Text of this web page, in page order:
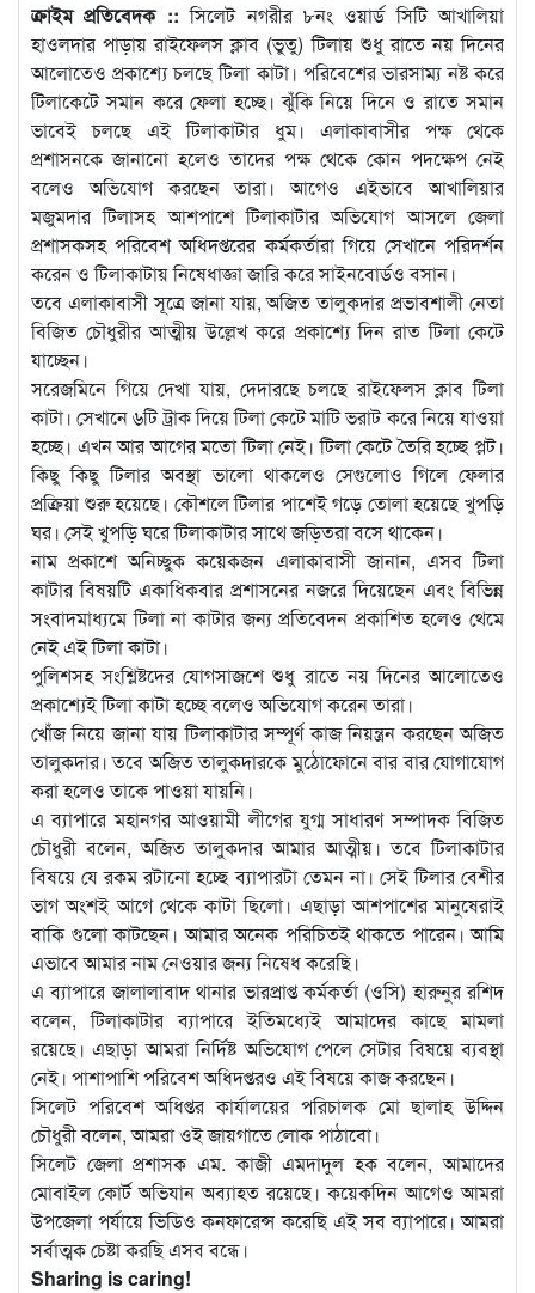
ক্রাইম প্রতিবেদক :: সিলেট নগরীর ৮নং ওয়ার্ড সিটি আখালিয়া
হাওলদার পাড়ায় রাইফেলস ক্লাব (ভুতু) টিলায় শুধু রাতে নয় দিনের
আলোতেও প্রকাশ্যে চলছে টিলা কাটা। পরিবেশের ভারসাম্য নষ্ট করে
টিলাকেটে সমান করে ফেলা হচ্ছে। ঝুঁকি নিয়ে দিনে ও রাতে সমান
ভাবেই চলছে এই টিলাকাটার ধুম। এলাকাবাসীর পক্ষ থেকে
প্রশাসনকে জানানো হলেও তাদের পক্ষ থেকে কোন পদক্ষেপ নেই
বলেও অভিযোগ করছেন তারা। আগেও এইভাবে আখালিয়ার
মজুমদার টিলাসহ আশপাশে টিলাকাটার অভিযোগ আসলে জেলা
প্রশাসকসহ পরিবেশ অধিদপ্তরের কর্মকর্তারা গিয়ে সেখানে পরিদর্শন
করেন ও টিলাকাটায় নিষেধাজ্ঞা জারি করে সাইনবোর্ডও বসান।
তবে এলাকাবাসী সূত্রে জানা যায়, অজিত তালুকদার প্রভাবশালী নেতা
বিজিত চৌধুরীর আত্মীয় উল্লেখ করে প্রকাশ্যে দিন রাত টিলা কেটে
যাচ্ছেন।
সরেজমিনে গিয়ে দেখা যায়, দেদারছে চলছে রাইফেলস ক্লাব টিলা
কাটা। সেখানে ৬টি ট্রাক দিয়ে টিলা কেটে মাটি ভরাট করে নিয়ে যাওয়া
হচ্ছে। এখন আর আগের মতো টিলা নেই। টিলা কেটে তৈরি হচ্ছে প্লট।
কিছু কিছু টিলার অবস্থা ভালো থাকলেও সেগুলোও গিলে ফেলার
প্রক্রিয়া শুরু হয়েছে। কৌশলে টিলার পাশেই গড়ে তোলা হয়েছে খুপড়ি
ঘর। সেই খুপড়ি ঘরে টিলাকাটার সাথে জড়িতরা বসে থাকেন।
নাম প্রকাশে অনিচ্ছুক কয়েকজন এলাকাবাসী জানান, এসব টিলা
কাটার বিষয়টি একাধিকবার প্রশাসনের নজরে দিয়েছেন এবং বিভিন্ন
সংবাদমাধ্যমে টিলা না কাটার জন্য প্রতিবেদন প্রকাশিত হলেও থেমে
নেই এই টিলা কাটা।
পুলিশসহ সংশ্লিষ্টদের যোগসাজশে শুধু রাতে নয় দিনের আলোতেও
প্রকাশ্যেই টিলা কাটা হচ্ছে বলেও অভিযোগ করেন তারা।
খোঁজ নিয়ে জানা যায় টিলাকাটার সম্পূর্ণ কাজ নিয়ন্ত্রন করছেন অজিত
তালুকদার। তবে অজিত তালুকদারকে মুঠোফোনে বার বার যোগাযোগ
করা হলেও তাকে পাওয়া যায়নি।
এ ব্যাপারে মহানগর আওয়ামী লীগের যুগ্ম সাধারণ সম্পাদক বিজিত
চৌধুরী বলেন, অজিত তালুকদার আমার আত্মীয়। তবে টিলাকাটার
বিষয়ে যে রকম রটানো হচ্ছে ব্যাপারটা তেমন না। সেই টিলার বেশীর
ভাগ অংশই আগে থেকে কাটা ছিলো। এছাড়া আশপাশের মানুষেরাই
বাকি গুলো কাটছেন। আমার অনেক পরিচিতই থাকতে পারেন। আমি
এভাবে আমার নাম নেওয়ার জন্য নিষেধ করেছি।
এ ব্যাপারে জালালাবাদ থানার ভারপ্রাপ্ত কর্মকর্তা (ওসি) হারুনুর রশিদ
বলেন, টিলাকাটার ব্যাপারে ইতিমধ্যেই আমাদের কাছে মামলা
রয়েছে। এছাড়া আমরা নির্দিষ্ট অভিযোগ পেলে সেটার বিষয়ে ব্যবস্থা
নেই। পাশাপাশি পরিবেশ অধিদপ্তরও এই বিষয়ে কাজ করছেন।
সিলেট পরিবেশ অধিপ্তর কার্যালয়ের পরিচালক মো ছালাহ উদ্দিন
চৌধুরী বলেন, আমরা ওই জায়গাতে লোক পাঠাবো।
সিলেট জেলা প্রশাসক এম. কাজী এমদাদুল হক বলেন, আমাদের
মোবাইল কোর্ট অভিযান অব্যাহত রয়েছে। কয়েকদিন আগেও আমরা
উপজেলা পর্যায়ে ভিডিও কনফারেন্স করেছি এই সব ব্যাপারে। আমরা
সর্বাত্মক চেষ্টা করছি এসব বন্ধে।
Sharing is caring!